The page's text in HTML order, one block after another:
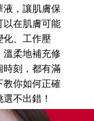
液，讓肌膚保
以在肌膚可能
化、工作壓
溫柔地補充修
時刻，都有滿
教你如何正確
不出錯！